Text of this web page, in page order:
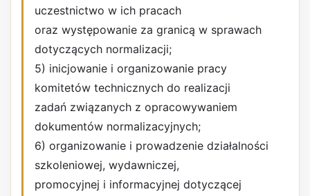
uczestnictwo w ich pracach
oraz występowanie za granicą w sprawach
dotyczących normalizacji;
5) inicjowanie i organizowanie pracy
komitetów technicznych do realizacji
zadań związanych z opracowywaniem
dokumentów normalizacyjnych;
6) organizowanie i prowadzenie działalności
szkoleniowej, wydawniczej,
promocyjnej i informacyjnej dotyczącej